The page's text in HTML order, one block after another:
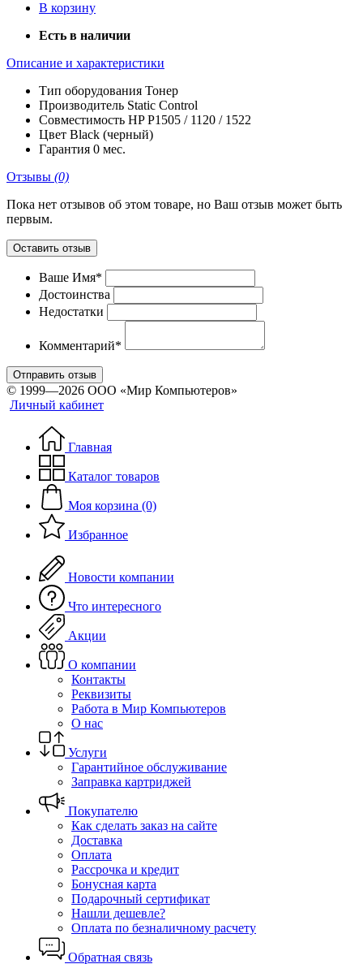
В корзину
Есть в наличии
Описание и характеристики
Тип оборудования Тонер
Производитель Static Control
Совместимость HP P1505 / 1120 / 1522
Цвет Black (черный)
Гарантия 0 мес.
Отзывы (0)
Пока нет отзывов об этом товаре, но Ваш отзыв может быть
первым.
Оставить отзыв
Ваше Имя*
Достоинства
Недостатки
Комментарий*
Отправить отзыв
© 1999—2026 ООО «Мир Компьютеров»
Личный кабинет
Главная
Каталог товаров
Моя корзина (0)
Избранное
Новости компании
Что интересного
Акции
О компании
Контакты
Реквизиты
Работа в Мир Компьютеров
О нас
Услуги
Гарантийное обслуживание
Заправка картриджей
Покупателю
Как сделать заказ на сайте
Доставка
Оплата
Рассрочка и кредит
Бонусная карта
Подарочный сертификат
Нашли дешевле?
Оплата по безналичному расчету
Обратная связь